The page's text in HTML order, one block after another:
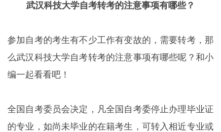
武汉科技大学自考转考的注意事项有哪些？
参加自考的考生有不少工作有变故的，需要转考，那
么武汉科技大学自考转考的注意事项有哪些呢？和小
编一起看看吧！
全国自考委员会决定，凡全国自考委停止办理毕业证
的专业，如尚未毕业的在籍考生，可转入相近专业或